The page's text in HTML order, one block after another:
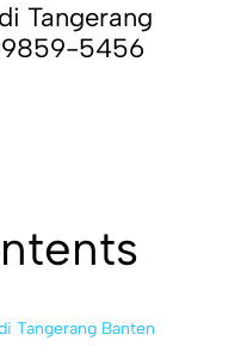
Tangerang
9859-5456
Tangerang Banten